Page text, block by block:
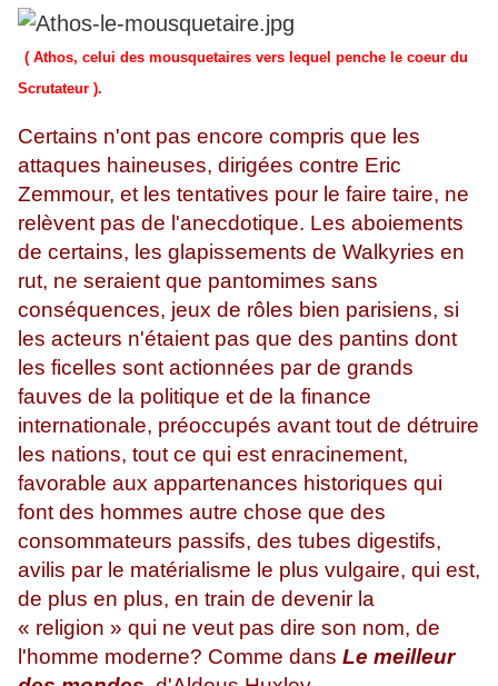
( Athos, celui des mousquetaires vers lequel penche le coeur du
Scrutateur ).
Certains n'ont pas encore compris que les
attaques haineuses, dirigées contre Eric
Zemmour, et les tentatives pour le faire taire, ne
relèvent pas de l'anecdotique. Les aboiements
de certains, les glapissements de Walkyries en
rut, ne seraient que pantomimes sans
conséquences, jeux de rôles bien parisiens, si
les acteurs n'étaient pas que des pantins dont
les ficelles sont actionnées par de grands
fauves de la politique et de la finance
internationale, préoccupés avant tout de détruire
les nations, tout ce qui est enracinement,
favorable aux appartenances historiques qui
font des hommes autre chose que des
consommateurs passifs, des tubes digestifs,
avilis par le matérialisme le plus vulgaire, qui est,
de plus en plus, en train de devenir la
« religion » qui ne veut pas dire son nom, de
l'homme moderne? Comme dans Le meilleur